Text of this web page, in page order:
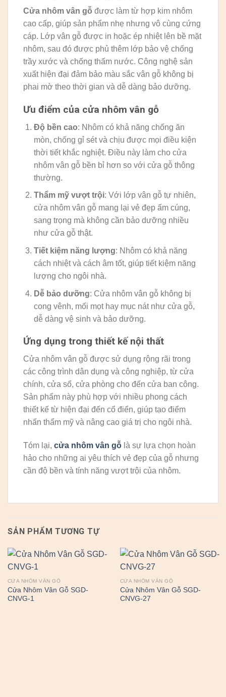
Cửa nhôm vân gỗ được làm từ hợp kim nhôm
cao cấp, giúp sản phẩm nhẹ nhưng vô cùng cứng
cáp. Lớp vân gỗ được in hoặc ép nhiệt lên bề mặt
nhôm, sau đó được phủ thêm lớp bảo vệ chống
trầy xước và chống thấm nước. Công nghệ sản
xuất hiện đại đảm bảo màu sắc vân gỗ không bị
phai mờ theo thời gian và dễ dàng bảo dưỡng.
Ưu điểm của cửa nhôm vân gỗ
Độ bền cao: Nhôm có khả năng chống ăn
mòn, chống gỉ sét và chịu được mọi điều kiện
thời tiết khắc nghiệt. Điều này làm cho cửa
nhôm vân gỗ bền bỉ hơn so với cửa gỗ thông
thường.
Thẩm mỹ vượt trội: Với lớp vân gỗ tự nhiên,
cửa nhôm vân gỗ mang lại vẻ đẹp ấm cúng,
sang trọng mà không cần bảo dưỡng nhiều
như cửa gỗ thật.
Tiết kiệm năng lượng: Nhôm có khả năng
cách nhiệt và cách âm tốt, giúp tiết kiệm năng
lượng cho ngôi nhà.
Dễ bảo dưỡng: Cửa nhôm vân gỗ không bị
cong vênh, mối mọt hay mục nát như cửa gỗ,
dễ dàng vệ sinh và bảo dưỡng.
Ứng dụng trong thiết kế nội thất
Cửa nhôm vân gỗ được sử dụng rộng rãi trong
các công trình dân dụng và công nghiệp, từ cửa
chính, cửa sổ, cửa phòng cho đến cửa ban công.
Sản phẩm này phù hợp với nhiều phong cách
thiết kế từ hiện đại đến cổ điển, giúp tạo điểm
nhấn thẩm mỹ và nâng cao giá trị cho ngôi nhà.
Tóm lại, cửa nhôm vân gỗ là sự lựa chọn hoàn
hảo cho những ai yêu thích vẻ đẹp của gỗ nhưng
cần độ bền và tính năng vượt trội của nhôm.
SẢN PHẨM TƯƠNG TỰ
CỬA NHÔM VÂN GỖ
Cửa Nhôm Vân Gỗ SGD-
CNVG-1
CỬA NHÔM VÂN GỖ
Cửa Nhôm Vân Gỗ SGD-
CNVG-27